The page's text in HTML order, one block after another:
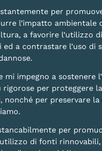
per
l’impatto ambientale
a favorire l’utilizzo
ed a contrastare l’uso di
mi impegno a sostenere
rigorose per proteggere
nonché per preservare la
per
di fonti rinnovabili,